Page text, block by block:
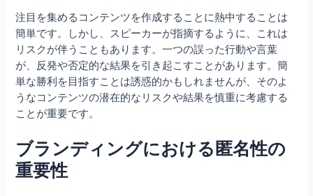
注目を集めるコンテンツを作成することに熱中することは
簡単です。しかし、スピーカーが指摘するように、これは
リスクが伴うこともあります。一つの誤った行動や言葉
が、反発や否定的な結果を引き起こすことがあります。簡
単な勝利を目指すことは誘惑的かもしれませんが、そのよ
うなコンテンツの潜在的なリスクや結果を慎重に考慮する
ことが重要です。
ブランディングにおける匿名性の
重要性